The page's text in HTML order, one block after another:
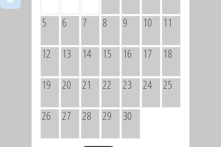
5 6 7 8 9 10 11
12 13 14 15 16 17 18
19 20 21 22 23 24 25
26 27 28 29 30